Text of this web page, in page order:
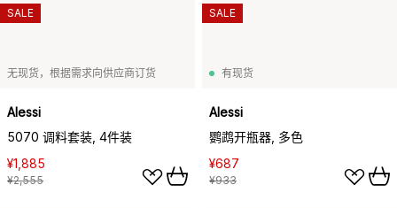
无现货，根据需求向供应商订货
Alessi
5070 调料套装, 4件装
¥1,885
¥2,555
SALE
有现货
Alessi
鹦鹉开瓶器, 多色
¥687
¥933
SALE